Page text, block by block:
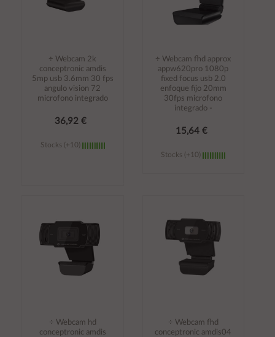
÷ Webcam 2k
conceptronic amdis
5mp usb 3.6mm 30 fps
angulo vision 72
microfono integrado
36,92 €
Stocks (+10)
÷ Webcam fhd approx
appw620pro 1080p
fixed focus usb 2.0
enfoque fijo 20mm
30fps microfono
integrado -
15,64 €
Stocks (+10)
÷ Webcam hd
conceptronic amdis
÷ Webcam fhd
conceptronic amdis04